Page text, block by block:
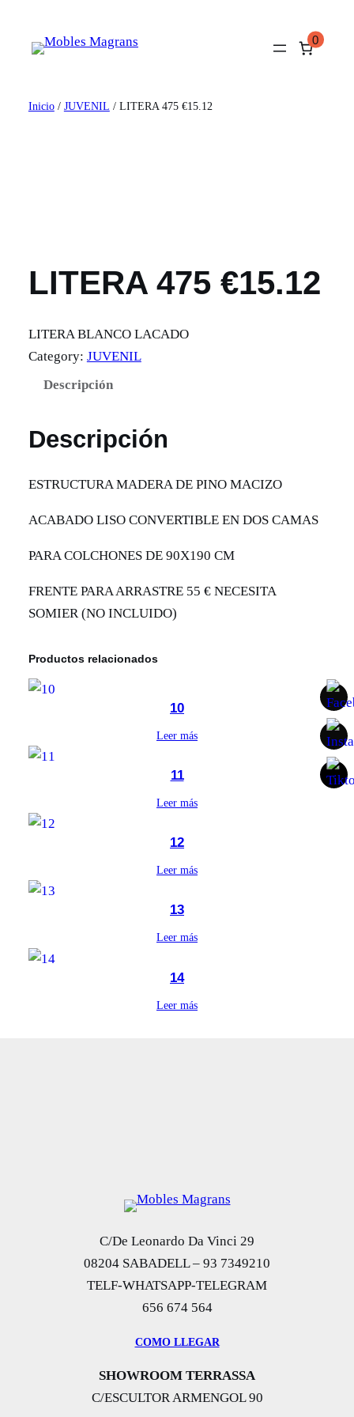
contenido
0
Inicio/ JUVENIL / LITERA 475 €15.12
LITERA 475 €15.12
LITERA BLANCO LACADO
Category: JUVENIL
Descripción
Descripción
ESTRUCTURA MADERA DE PINO MACIZO
ACABADO LISO CONVERTIBLE EN DOS CAMAS
PARA COLCHONES DE 90X190 CM
FRENTE PARA ARRASTRE 55 € NECESITA
SOMIER (NO INCLUIDO)
Productos relacionados
10
Leer más
11
Leer más
12
Leer más
13
Leer más
14
Leer más
C/De Leonardo Da Vinci 29
08204 SABADELL – 93 7349210
TELF-WHATSAPP-TELEGRAM
656 674 564
COMO LLEGAR
SHOWROOM TERRASSA
C/ESCULTOR ARMENGOL 90